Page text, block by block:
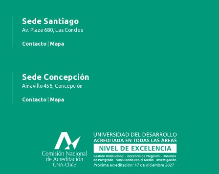
Sede Santiago
Av. Plaza 680, Las Condes
Contacto Mapa
Sede Concepción
Ainavillo 456, Concepción
Contacto Mapa